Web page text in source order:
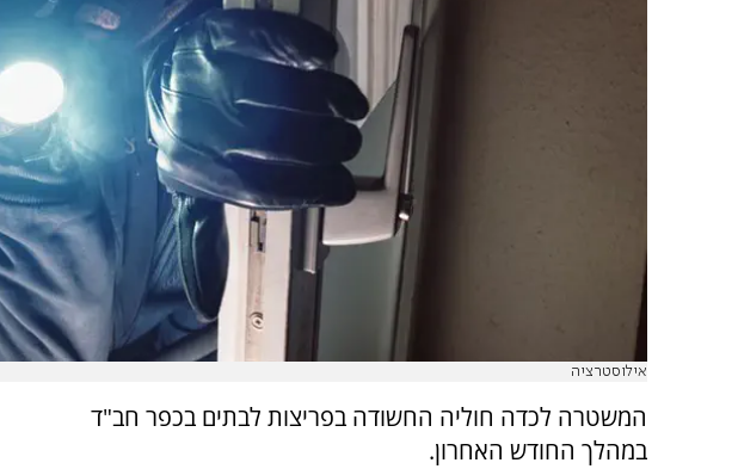
אילוסטרציה
המשטרה לכדה חוליה החשודה בפריצות לבתים בכפר חב"ד
במהלך החודש האחרון.